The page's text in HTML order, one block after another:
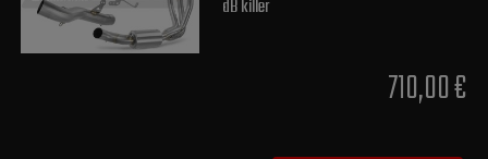
dB killer
710,00 €